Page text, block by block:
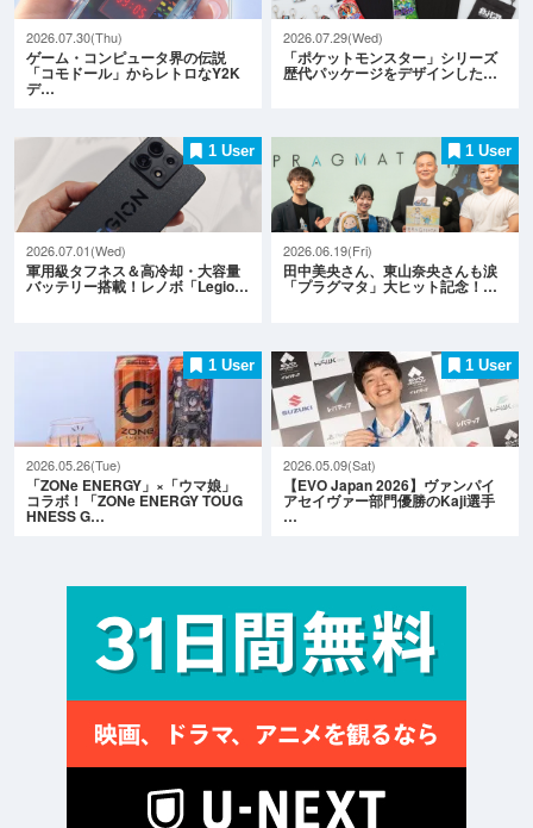
2026.07.30(Thu)
ゲーム・コンピュータ界の伝説
「コモドール」からレトロなY2K
デ…
2026.07.29(Wed)
「ポケットモンスター」シリーズ
歴代パッケージをデザインした…
1 User
2026.07.01(Wed)
軍用級タフネス＆高冷却・大容量
バッテリー搭載！レノボ「Legio…
1 User
2026.06.19(Fri)
田中美央さん、東山奈央さんも涙
「プラグマタ」大ヒット記念！…
1 User
2026.05.26(Tue)
「ZONe ENERGY」×「ウマ娘」
コラボ！「ZONe ENERGY TOUG
HNESS G…
1 User
2026.05.09(Sat)
【EVO Japan 2026】ヴァンパイ
アセイヴァー部門優勝のKaji選手
…